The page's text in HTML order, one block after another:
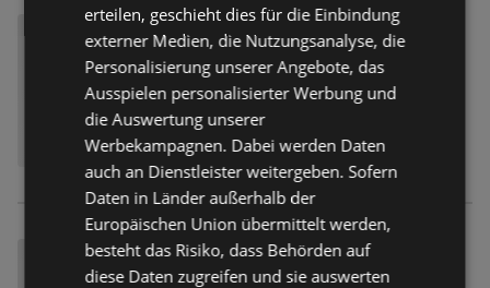
erteilen, geschieht dies für die Einbindung
externer Medien, die Nutzungsanalyse, die
Personalisierung unserer Angebote, das
Ausspielen personalisierter Werbung und
die Auswertung unserer
Werbekampagnen. Dabei werden Daten
auch an Dienstleister weitergeben. Sofern
Daten in Länder außerhalb der
Europäischen Union übermittelt werden,
besteht das Risiko, dass Behörden auf
diese Daten zugreifen und sie auswerten